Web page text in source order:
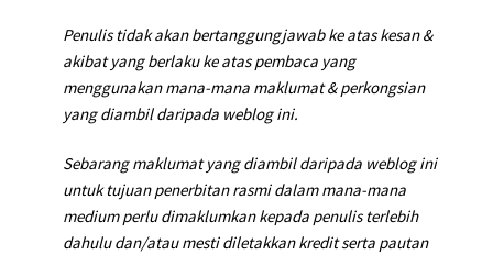
Penulis tidak akan bertanggungjawab ke atas kesan &
akibat yang berlaku ke atas pembaca yang
menggunakan mana-mana maklumat & perkongsian
yang diambil daripada weblog ini.
Sebarang maklumat yang diambil daripada weblog ini
untuk tujuan penerbitan rasmi dalam mana-mana
medium perlu dimaklumkan kepada penulis terlebih
dahulu dan/atau mesti diletakkan kredit serta pautan